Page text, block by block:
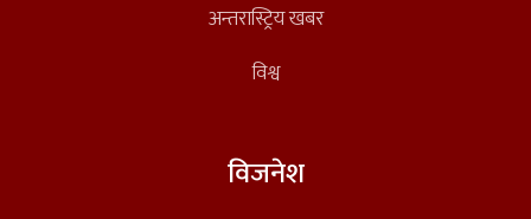
अन्तरास्ट्रिय खबर
विश्व
विजनेश